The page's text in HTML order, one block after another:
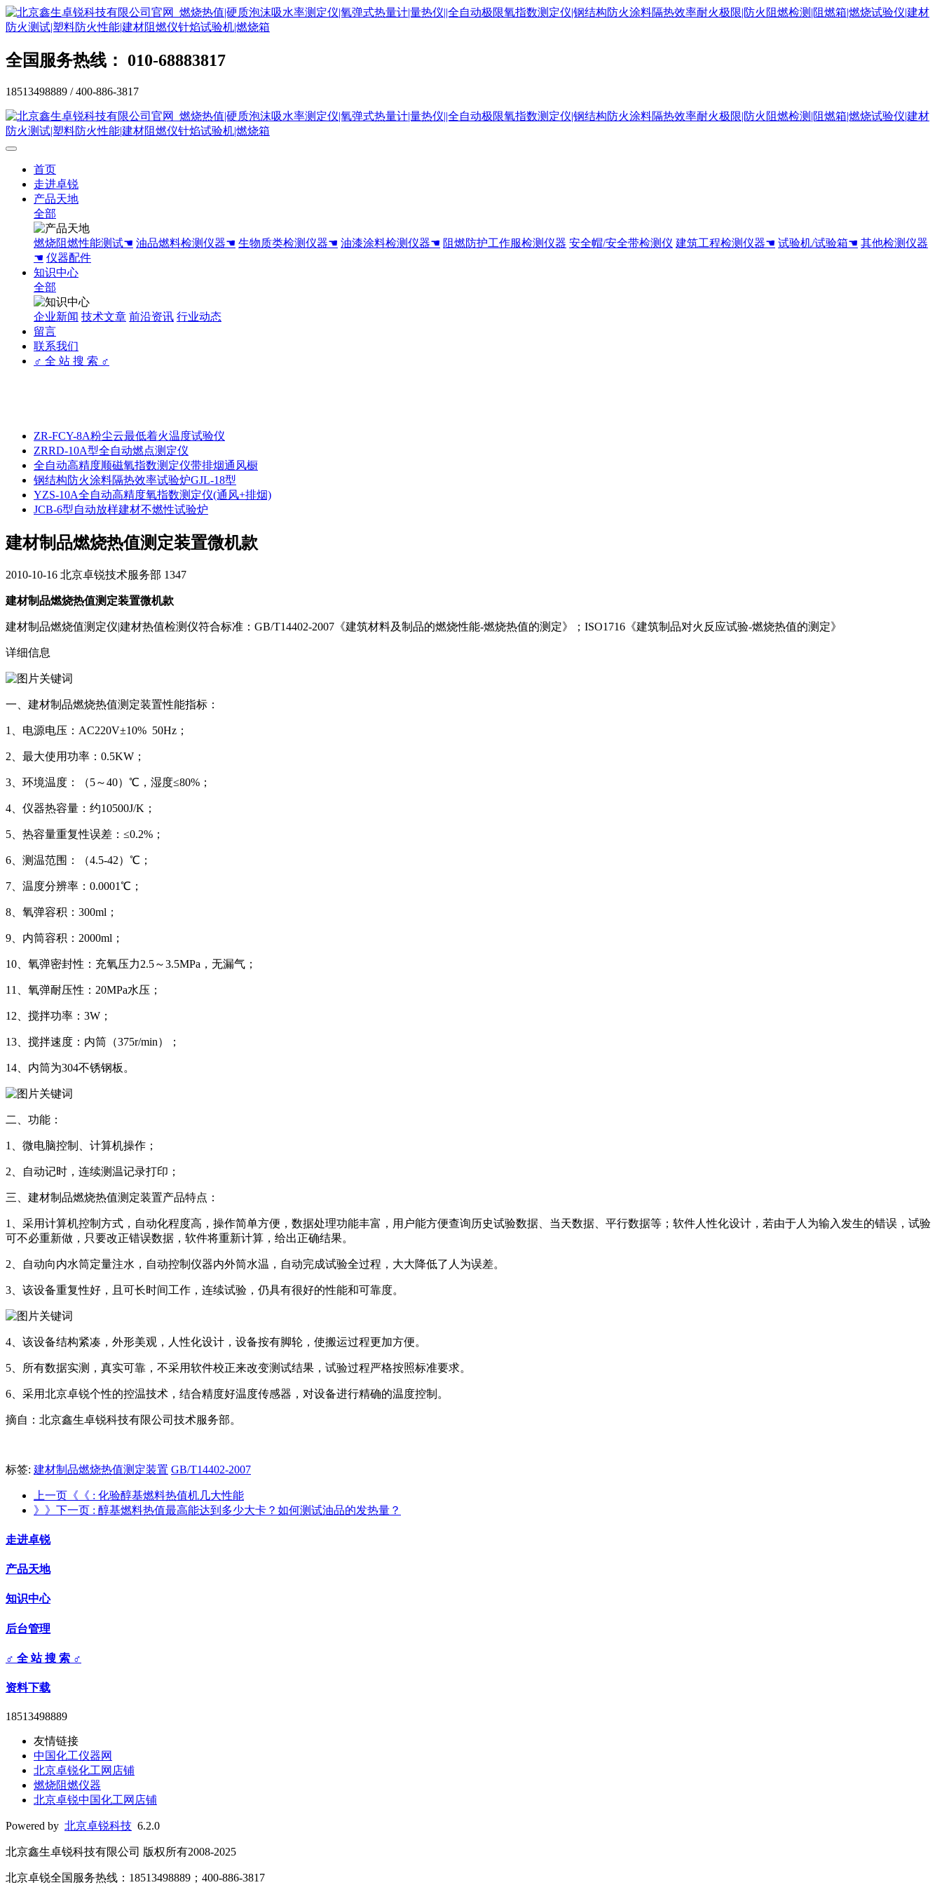
全国服务热线： 010-68883817
18513498889 / 400-886-3817
首页
走进卓锐
产品天地
全部
燃烧阻燃性能测试☚ 油品燃料检测仪器☚ 生物质类检测仪器☚ 油漆涂料检测仪器☚ 阻燃防护工作服检测仪器 安全帽/安全带检测仪 建筑工程检测仪器☚ 试验机/试验箱☚ 其他检测仪器
☚ 仪器配件
知识中心
全部
企业新闻 技术文章 前沿资讯 行业动态
留言
联系我们
♂ 全 站 搜 索 ♂
ZR-FCY-8A粉尘云最低着火温度试验仪
ZRRD-10A型全自动燃点测定仪
全自动高精度顺磁氧指数测定仪带排烟通风橱
钢结构防火涂料隔热效率试验炉GJL-18型
YZS-10A全自动高精度氧指数测定仪(通风+排烟)
JCB-6型自动放样建材不燃性试验炉
建材制品燃烧热值测定装置微机款
2010-10-16 北京卓锐技术服务部 1347
建材制品燃烧热值测定装置微机款
建材制品燃烧值测定仪|建材热值检测仪符合标准：GB/T14402-2007《建筑材料及制品的燃烧性能-燃烧热值的测定》；ISO1716《建筑制品对火反应试验-燃烧热值的测定》
详细信息
一、建材制品燃烧热值测定装置性能指标：
1、电源电压：AC220V±10% 50Hz；
2、最大使用功率：0.5KW；
3、环境温度：（5～40）℃，湿度≤80%；
4、仪器热容量：约10500J/K；
5、热容量重复性误差：≤0.2%；
6、测温范围：（4.5-42）℃；
7、温度分辨率：0.0001℃；
8、氧弹容积：300ml；
9、内筒容积：2000ml；
10、氧弹密封性：充氧压力2.5～3.5MPa，无漏气；
11、氧弹耐压性：20MPa水压；
12、搅拌功率：3W；
13、搅拌速度：内筒（375r/min）；
14、内筒为304不锈钢板。
二、功能：
1、微电脑控制、计算机操作；
2、自动记时，连续测温记录打印；
三、建材制品燃烧热值测定装置产品特点：
1、采用计算机控制方式，自动化程度高，操作简单方便，数据处理功能丰富，用户能方便查询历史试验数据、当天数据、平行数据等；软件人性化设计，若由于人为输入发生的错误，试验
可不必重新做，只要改正错误数据，软件将重新计算，给出正确结果。
2、自动向内水筒定量注水，自动控制仪器内外筒水温，自动完成试验全过程，大大降低了人为误差。
3、该设备重复性好，且可长时间工作，连续试验，仍具有很好的性能和可靠度。
4、该设备结构紧凑，外形美观，人性化设计，设备按有脚轮，使搬运过程更加方便。
5、所有数据实测，真实可靠，不采用软件校正来改变测试结果，试验过程严格按照标准要求。
6、采用北京卓锐个性的控温技术，结合精度好温度传感器，对设备进行精确的温度控制。
摘自：北京鑫生卓锐科技有限公司技术服务部。
标签: 建材制品燃烧热值测定装置 GB/T14402-2007
上一页《《 : 化验醇基燃料热值机几大性能
》》下一页 : 醇基燃料热值最高能达到多少大卡？如何测试油品的发热量？
走进卓锐
产品天地
知识中心
后台管理
♂ 全 站 搜 索 ♂
资料下载
18513498889
友情链接
中国化工仪器网
北京卓锐化工网店铺
燃烧阻燃仪器
北京卓锐中国化工网店铺
Powered by 北京卓锐科技 6.2.0
北京鑫生卓锐科技有限公司 版权所有2008-2025
北京卓锐全国服务热线：18513498889；400-886-3817